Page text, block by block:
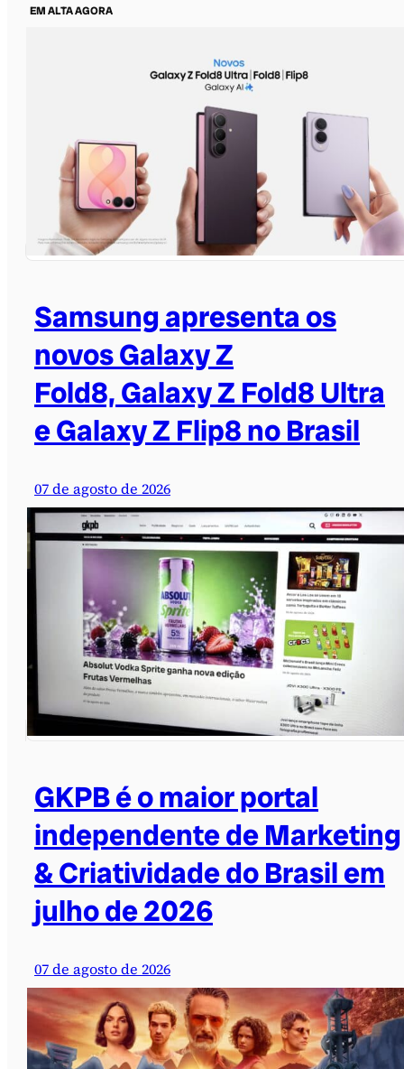
EM ALTA AGORA
Samsung apresenta os
novos Galaxy Z
Fold8, Galaxy Z Fold8 Ultra
e Galaxy Z Flip8 no Brasil
07 de agosto de 2026
GKPB é o maior portal
independente de Marketing
& Criatividade do Brasil em
julho de 2026
07 de agosto de 2026